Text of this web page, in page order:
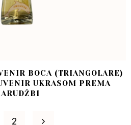
BOCA (TRIANGOLARE)
UKRASOM PREMA
2